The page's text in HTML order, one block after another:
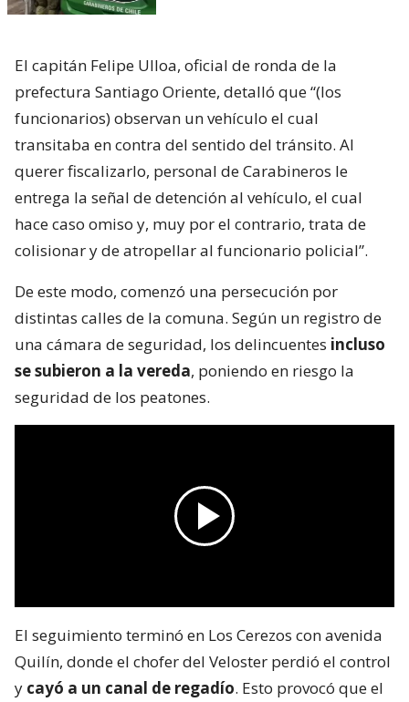
El capitán Felipe Ulloa, oficial de ronda de la
prefectura Santiago Oriente, detalló que “(los
funcionarios) observan un vehículo el cual
transitaba en contra del sentido del tránsito. Al
querer fiscalizarlo, personal de Carabineros le
entrega la señal de detención al vehículo, el cual
hace caso omiso y, muy por el contrario, trata de
colisionar y de atropellar al funcionario policial”.
De este modo, comenzó una persecución por
distintas calles de la comuna. Según un registro de
una cámara de seguridad, los delincuentes incluso
se subieron a la vereda, poniendo en riesgo la
seguridad de los peatones.
El seguimiento terminó en Los Cerezos con avenida
Quilín, donde el chofer del Veloster perdió el control
y cayó a un canal de regadío. Esto provocó que el